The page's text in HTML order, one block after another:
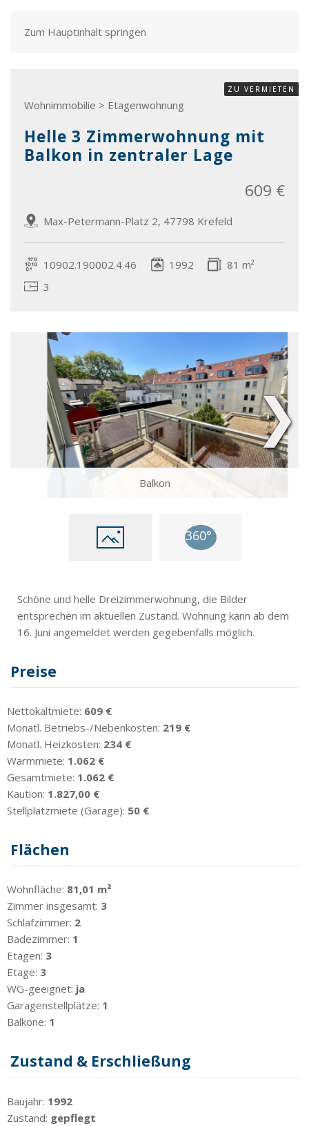
Zum Hauptinhalt springen
Wohnimmobilie > Etagenwohnung
ZU VERMIETEN
Helle 3 Zimmerwohnung mit
Balkon in zentraler Lage
Max-Petermann-Platz 2, 47798 Krefeld
609 €
10902.190002.4.46 1992
81 m²
3
Balkon
❯
Schöne und helle Dreizimmerwohnung, die Bilder
entsprechen im aktuellen Zustand. Wohnung kann ab dem
16. Juni angemeldet werden gegebenfalls möglich.
Preise
Nettokaltmiete: 609 €
Monatl. Betriebs-/Nebenkosten: 219 €
Monatl. Heizkosten: 234 €
Warmmiete: 1.062 €
Gesamtmiete: 1.062 €
Kaution: 1.827,00 €
Stellplatzmiete (Garage): 50 €
Flächen
Wohnfläche: 81,01 m²
Zimmer insgesamt: 3
Schlafzimmer: 2
Badezimmer: 1
Etagen: 3
Etage: 3
WG-geeignet: ja
Garagenstellplätze: 1
Balkone: 1
Zustand & Erschließung
Baujahr: 1992
Zustand: gepflegt